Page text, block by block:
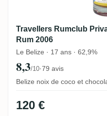
Travellers Rumclub
Rum 2006
Le Belize · 17 ans · 62,9%
8,3/10·79 avis
Belize noix de coco et
120 €